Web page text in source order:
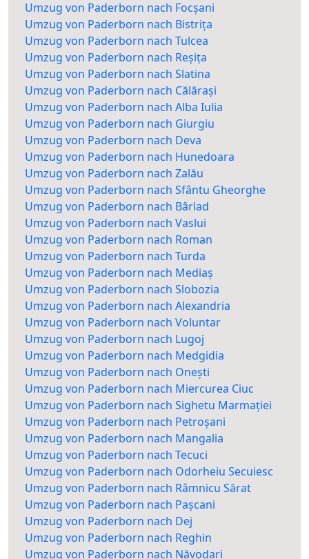
Umzug von Paderborn nach Focșani
Umzug von Paderborn nach Bistrița
Umzug von Paderborn nach Tulcea
Umzug von Paderborn nach Reșița
Umzug von Paderborn nach Slatina
Umzug von Paderborn nach Călărași
Umzug von Paderborn nach Alba Iulia
Umzug von Paderborn nach Giurgiu
Umzug von Paderborn nach Deva
Umzug von Paderborn nach Hunedoara
Umzug von Paderborn nach Zalău
Umzug von Paderborn nach Sfântu Gheorghe
Umzug von Paderborn nach Bârlad
Umzug von Paderborn nach Vaslui
Umzug von Paderborn nach Roman
Umzug von Paderborn nach Turda
Umzug von Paderborn nach Mediaș
Umzug von Paderborn nach Slobozia
Umzug von Paderborn nach Alexandria
Umzug von Paderborn nach Voluntar
Umzug von Paderborn nach Lugoj
Umzug von Paderborn nach Medgidia
Umzug von Paderborn nach Onești
Umzug von Paderborn nach Miercurea Ciuc
Umzug von Paderborn nach Sighetu Marmației
Umzug von Paderborn nach Petroșani
Umzug von Paderborn nach Mangalia
Umzug von Paderborn nach Tecuci
Umzug von Paderborn nach Odorheiu Secuiesc
Umzug von Paderborn nach Râmnicu Sărat
Umzug von Paderborn nach Pașcani
Umzug von Paderborn nach Dej
Umzug von Paderborn nach Reghin
Umzug von Paderborn nach Năvodari